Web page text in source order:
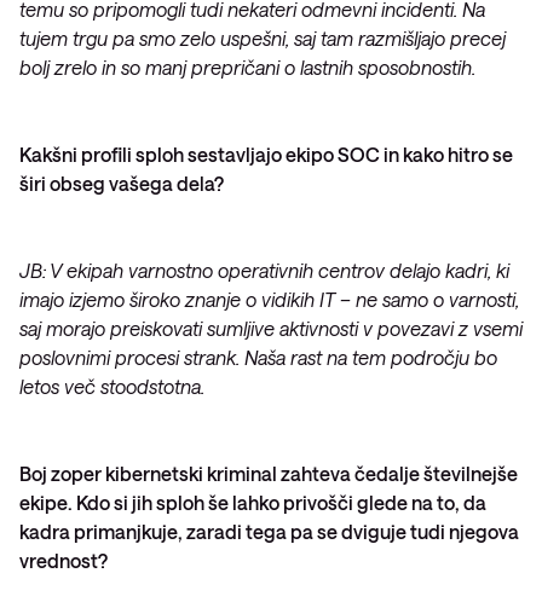
temu so pripomogli tudi nekateri odmevni incidenti. Na
tujem trgu pa smo zelo uspešni, saj tam razmišljajo precej
bolj zrelo in so manj prepričani o lastnih sposobnostih.
Kakšni profili sploh sestavljajo ekipo SOC in kako hitro se
širi obseg vašega dela?
JB: V ekipah varnostno operativnih centrov delajo kadri, ki
imajo izjemo široko znanje o vidikih IT – ne samo o varnosti,
saj morajo preiskovati sumljive aktivnosti v povezavi z vsemi
poslovnimi procesi strank. Naša rast na tem področju bo
letos več stoodstotna.
Boj zoper kibernetski kriminal zahteva čedalje številnejše
ekipe. Kdo si jih sploh še lahko privošči glede na to, da
kadra primanjkuje, zaradi tega pa se dviguje tudi njegova
vrednost?